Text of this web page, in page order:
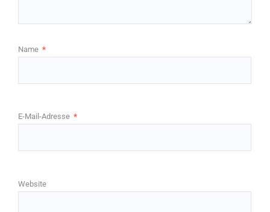
Name *
E-Mail-Adresse *
Website